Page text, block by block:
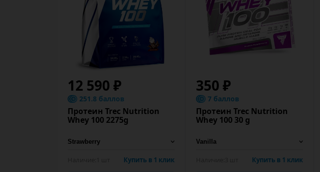
12 590 ₽
251.8 баллов
Протеин Trec Nutrition
Whey 100 2275g
Купить в 1 клик
350 ₽
7 баллов
Протеин Trec Nutrition
Whey 100 30 g
Купить в 1 клик